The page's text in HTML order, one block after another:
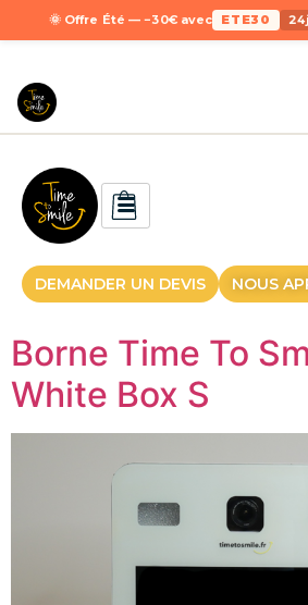
🌞 Offre Été — −30€ avec ETE30
DEMANDER UN DEVIS NOUS
Borne Time To
White Box S